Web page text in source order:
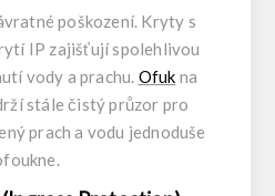
poškození. Kryty s
IP zajišťují spolehlivou
vody a prachu. Ofuk na
stále čistý průzor pro
prach a vodu jednoduše